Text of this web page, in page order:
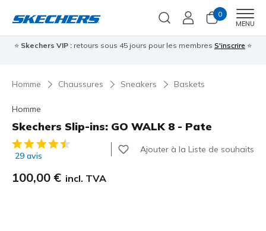
0
MENU
⭐ Skechers VIP : retours sous 45 jours pour les membres S'inscrire ⭐
Homme Chaussures Sneakers Baskets
Homme
Skechers Slip-ins: GO WALK 8 - Pate
Évaluation client 5 sur 5
29 avis
Ajouter à la Liste de souhaits
100,00 € incl. TVA